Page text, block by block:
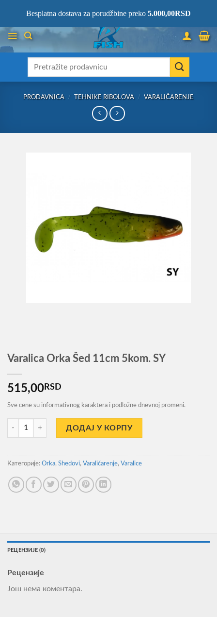
content
MESTU!
PRODAVNICA / TEHNIKE RIBOLOVA / VARALIČARENJE
Varalica Orka Šed 11cm 5kom. SY
515,00RSD
Sve cene su informativnog karaktera i podložne dnevnoj promeni.
Varalica Orka Šed 11cm 5kom. SY количина
ДОДАЈ У КОРПУ
Категорије: Orka, Shedovi, Varaličarenje, Varalice
РЕЦЕНЗИЈЕ (0)
Рецензије
Још нема коментара.
Besplatna dostava za porudžbine preko 5.000,00RSD